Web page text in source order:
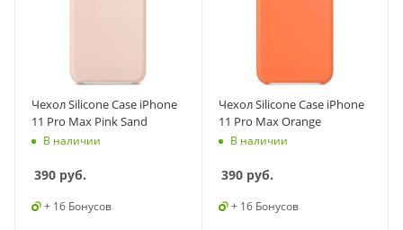
Чехол Silicone Case iPhone
11 Pro Max Pink Sand
В наличии
390 руб.
+ 16 Бонусов
Чехол Silicone Case iPhone
11 Pro Max Orange
В наличии
390руб.
+ 16 Бонусов